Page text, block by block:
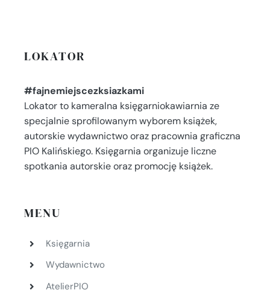
LOKATOR
#fajnemiejscezksiazkami
Lokator to kameralna księgarniokawiarnia ze
specjalnie sprofilowanym wyborem książek,
autorskie wydawnictwo oraz pracownia graficzna
PIO Kalińskiego. Księgarnia organizuje liczne
spotkania autorskie oraz promocję książek.
MENU
Księgarnia
Wydawnictwo
AtelierPIO